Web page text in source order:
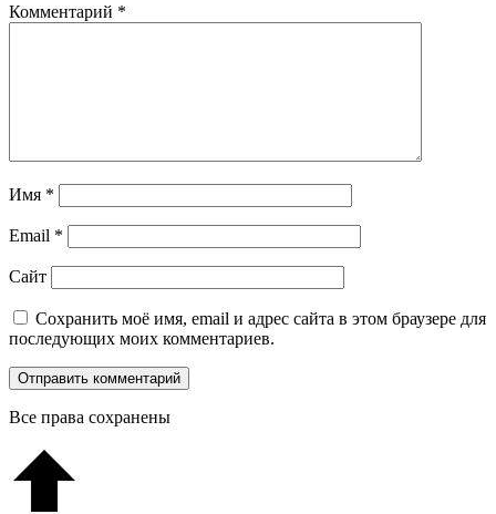
Комментарий *
Имя *
Email *
Сайт
Сохранить моё имя, email и адрес сайта в этом браузере для
последующих моих комментариев.
Все права сохранены